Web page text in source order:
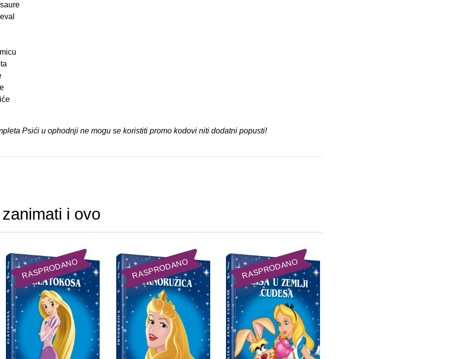
Psići u ophodnji ne mogu se koristiti promo kodovi niti dodatni popusti!
i ovo
RASPRODANO RASPRODANO RASPRODANO